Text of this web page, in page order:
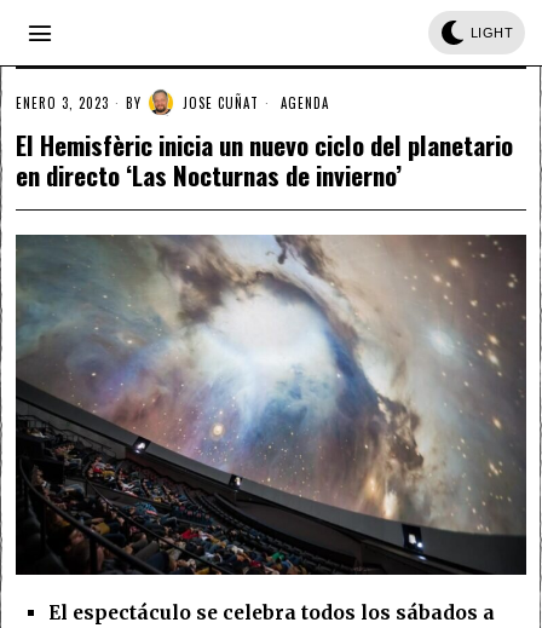
LIGHT
ENERO 3, 2023 BY JOSE CUÑAT AGENDA
El Hemisfèric inicia un nuevo ciclo del planetario
en directo ‘Las Nocturnas de invierno’
El espectáculo se celebra todos los sábados a